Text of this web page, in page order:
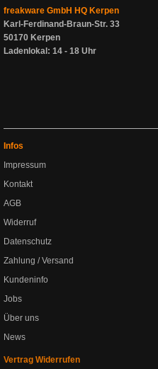
freakware GmbH HQ Kerpen
Karl-Ferdinand-Braun-Str. 33
50170 Kerpen
Ladenlokal: 14 - 18 Uhr
Infos
Impressum
Kontakt
AGB
Widerruf
Datenschutz
Zahlung / Versand
Kundeninfo
Jobs
Über uns
News
Vertrag Widerrufen